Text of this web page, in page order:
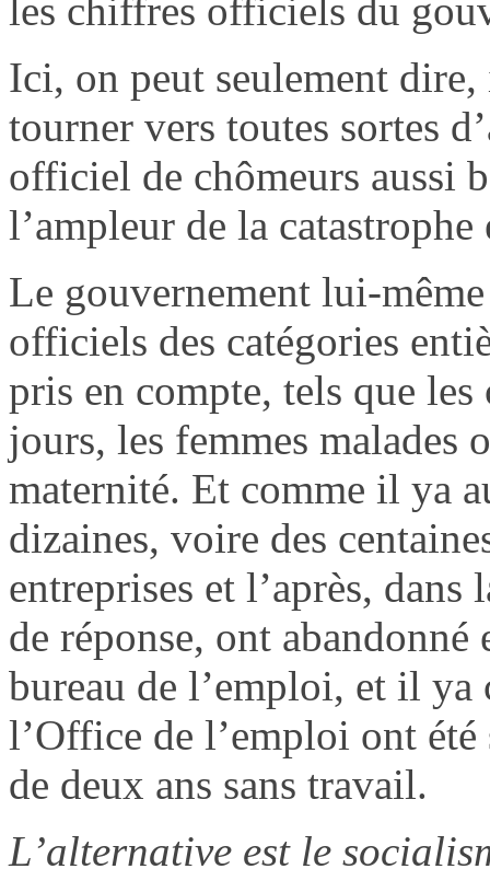
les chiffres officiels du
Ici, on peut seulement
tourner vers toutes sortes
officiel de chômeurs aussi
l’ampleur de la catastrophe
Le gouvernement lui-
officiels des catégories
pris en compte, tels que
jours, les femmes malades
maternité. Et comme il ya
dizaines, voire des
entreprises et l’après,
de réponse, ont abandonné
bureau de l’emploi, et il
l’Office de l’emploi ont
de deux ans sans travail.
L’alternative est le